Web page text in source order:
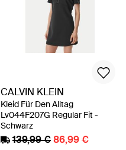
CALVIN KLEIN
Kleid Für Den Alltag
Lv044F207G Regular Fit -
Schwarz
139,99 €86,99 €